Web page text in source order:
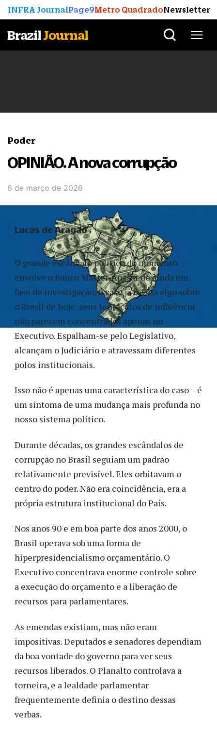
INFRA JournalPage9Metro QuadradoNewsletter
BrazilJournal
Poder
OPINIÃO. A nova corrupção
6 de março de 2026
O grande escândalo político do momento
envolve o Banco Master. Apesar de ainda em
fase de investigação, o caso já revela algo sobre
o Brasil de hoje: seus tentáculos de influência
não parecem concentrados apenas no
Executivo. Espalham-se pelo Legislativo,
alcançam o Judiciário e atravessam diferentes
polos institucionais.
Isso não é apenas uma característica do caso – é
um sintoma de uma mudança mais profunda no
nosso sistema político.
Durante décadas, os grandes escândalos de
corrupção no Brasil seguiam um padrão
relativamente previsível. Eles orbitavam o
centro do poder. Não era coincidência, era a
própria estrutura institucional do País.
Nos anos 90 e em boa parte dos anos 2000, o
Brasil operava sob uma forma de
hiperpresidencialismo orçamentário. O
Executivo concentrava enorme controle sobre
a execução do orçamento e a liberação de
recursos para parlamentares.
As emendas existiam, mas não eram
impositivas. Deputados e senadores dependiam
da boa vontade do governo para ver seus
recursos liberados. O Planalto controlava a
torneira, e a lealdade parlamentar
frequentemente definia o destino dessas
verbas.
Lucas de Aragão